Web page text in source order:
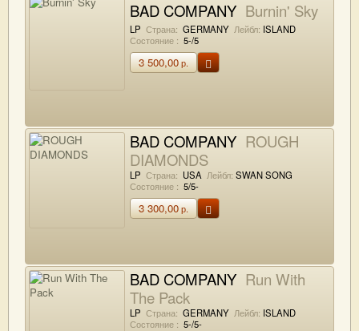
BAD COMPANY Burnin' Sky
LP Страна: GERMANY Лейбл: ISLAND
Состояние : 5-/5
3 500,00р.
BAD COMPANY ROUGH
DIAMONDS
LP Страна: USA Лейбл: SWAN SONG
Состояние : 5/5-
3 300,00р.
BAD COMPANY Run With
The Pack
LP Страна: GERMANY Лейбл: ISLAND
Состояние : 5-/5-